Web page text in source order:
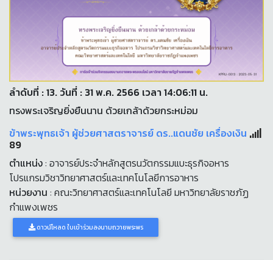
ลำดับที่ : 13. วันที่ : 31 พ.ค. 2566 เวลา 14:06:11 น.
ทรงพระเจริญยิ่งยืนนาน ด้วยเกล้าด้วยกระหม่อม
ข้าพระพุทธเจ้า ผู้ช่วยศาสตราจารย์ ดร..แดนชัย เครื่องเงิน
89
ตำแหน่ง: อาจารย์ประจำหลักสูตรนวัตกรรมแบะธุรกิจอหาร
โปรแกรมวิชาวิทยาศาสตร์และเทคโนโลยีการอาหาร
หน่วยงาน : คณะวิทยาศาสตร์และเทคโนโลยี มหาวิทยาลัยราชภัฏ
กำแพงเพชร
ดาวน์โหลด ใบเข้าร่วมลงนามถวายพระพร